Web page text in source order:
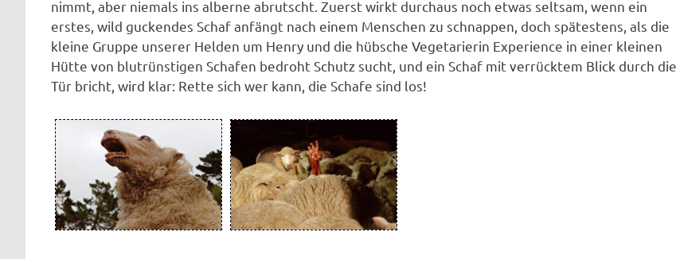
nimmt, aber niemals ins alberne abrutscht. Zuerst wirkt durchaus noch etwas seltsam, wenn ein
erstes, wild guckendes Schaf anfängt nach einem Menschen zu schnappen, doch spätestens, als die
kleine Gruppe unserer Helden um Henry und die hübsche Vegetarierin Experience in einer kleinen
Hütte von blutrünstigen Schafen bedroht Schutz sucht, und ein Schaf mit verrücktem Blick durch die
Tür bricht, wird klar: Rette sich wer kann, die Schafe sind los!